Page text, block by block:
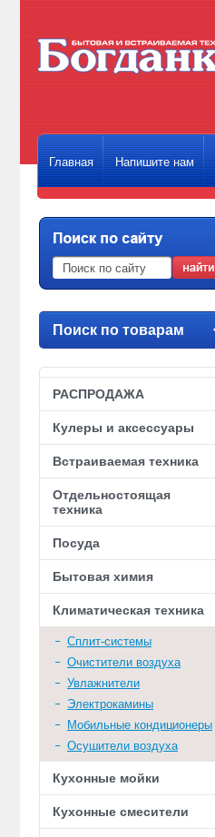
Главная Напишите нам
Поиск по товарам
РАСПРОДАЖА
Кулеры и аксессуары
Встраиваемая техника
Отдельностоящая
техника
Посуда
Бытовая химия
Климатическая техника
Сплит-системы
Очистители воздуха
Увлажнители
Электрокамины
Мобильные кондиционеры
Осушители воздуха
Кухонные мойки
Кухонные смесители